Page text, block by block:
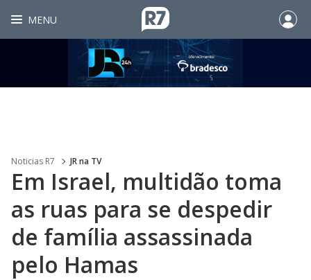
MENU
Noticias R7 JR na TV
Em Israel, multidão toma
as ruas para se despedir
de família assassinada
pelo Hamas